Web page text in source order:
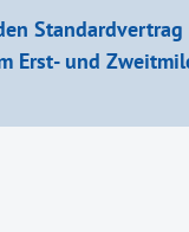
Erst- und